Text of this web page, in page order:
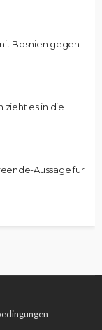
Bosnien gegen
zieht es in die
Aussage für